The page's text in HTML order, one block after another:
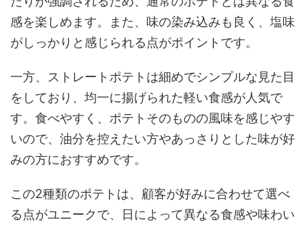
感を楽しめます。また、味の染み込みも良く、塩味
がしっかりと感じられる点がポイントです。
一方、ストレートポテトは細めでシンプルな見た目
をしており、均一に揚げられた軽い食感が人気で
す。食べやすく、ポテトそのものの風味を感じやす
いので、油分を控えたい方やあっさりとした味が好
みの方におすすめです。
この2種類のポテトは、顧客が好みに合わせて選べ
る点がユニークで、日によって異なる食感や味わい